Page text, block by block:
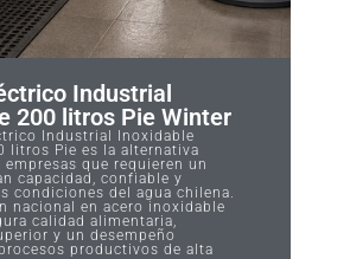
Industrial
200 litros Pie Winter
Industrial Inoxidable
litros Pie es la alternativa
empresas que requieren un
capacidad, confiable y
condiciones del agua chilena.
nacional en acero inoxidable
calidad alimentaria,
y un desempeño
productivos de alta